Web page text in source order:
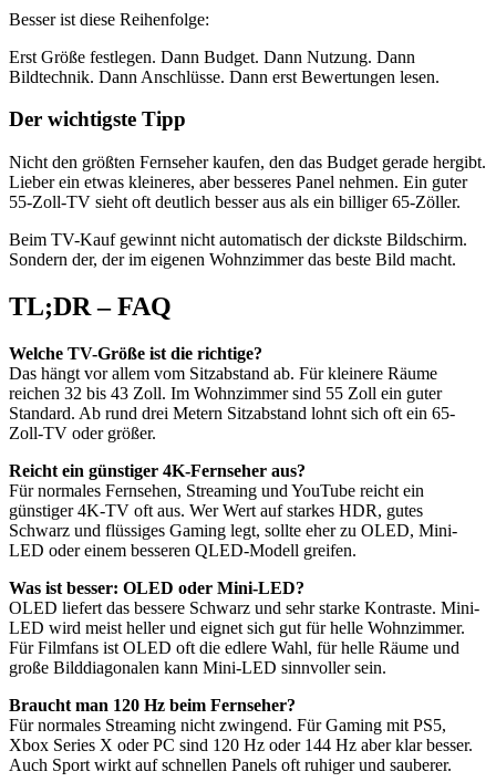
Besser ist diese Reihenfolge:
Erst Größe festlegen. Dann Budget. Dann Nutzung. Dann
Bildtechnik. Dann Anschlüsse. Dann erst Bewertungen lesen.
Der wichtigste Tipp
Nicht den größten Fernseher kaufen, den das Budget gerade hergibt.
Lieber ein etwas kleineres, aber besseres Panel nehmen. Ein guter
55-Zoll-TV sieht oft deutlich besser aus als ein billiger 65-Zöller.
Beim TV-Kauf gewinnt nicht automatisch der dickste Bildschirm.
Sondern der, der im eigenen Wohnzimmer das beste Bild macht.
TL;DR – FAQ
Welche TV-Größe ist die richtige?
Das hängt vor allem vom Sitzabstand ab. Für kleinere Räume
reichen 32 bis 43 Zoll. Im Wohnzimmer sind 55 Zoll ein guter
Standard. Ab rund drei Metern Sitzabstand lohnt sich oft ein 65-
Zoll-TV oder größer.
Reicht ein günstiger 4K-Fernseher aus?
Für normales Fernsehen, Streaming und YouTube reicht ein
günstiger 4K-TV oft aus. Wer Wert auf starkes HDR, gutes
Schwarz und flüssiges Gaming legt, sollte eher zu OLED, Mini-
LED oder einem besseren QLED-Modell greifen.
Was ist besser: OLED oder Mini-LED?
OLED liefert das bessere Schwarz und sehr starke Kontraste. Mini-
LED wird meist heller und eignet sich gut für helle Wohnzimmer.
Für Filmfans ist OLED oft die edlere Wahl, für helle Räume und
große Bilddiagonalen kann Mini-LED sinnvoller sein.
Braucht man 120 Hz beim Fernseher?
Für normales Streaming nicht zwingend. Für Gaming mit PS5,
Xbox Series X oder PC sind 120 Hz oder 144 Hz aber klar besser.
Auch Sport wirkt auf schnellen Panels oft ruhiger und sauberer.